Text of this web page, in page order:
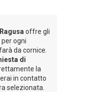
Ragusa offre gli
ogni
da cornice.
di
la
in contatto
selezionata.